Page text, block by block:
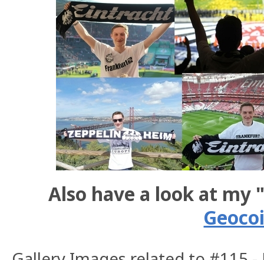
Also have a look at my "